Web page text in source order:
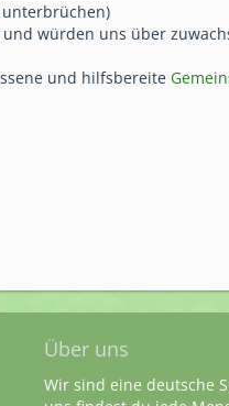
würden uns über
und hilfsbereite
Über uns
Wir sind eine deutsche